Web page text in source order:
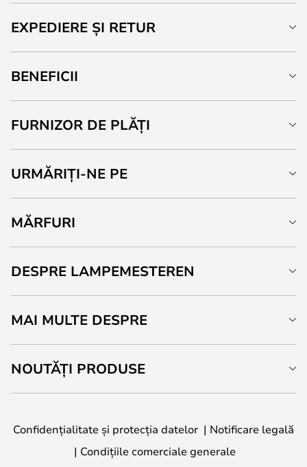
EXPEDIERE ȘI RETUR
BENEFICII
FURNIZOR DE PLĂȚI
URMĂRIȚI-NE PE
MĂRFURI
DESPRE LAMPEMESTEREN
MAI MULTE DESPRE
NOUTĂȚI PRODUSE
Confidențialitate și protecția datelor
Notificare legală
Condițiile comerciale generale